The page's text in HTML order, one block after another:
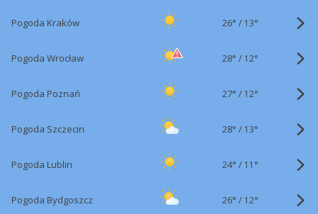
Pogoda Kraków 26° / 13°
Pogoda Wrocław 28° / 12°
Pogoda Poznań 27° / 12°
Pogoda Szczecin 28° / 13°
Pogoda Lublin 24° / 11°
Pogoda Bydgoszcz 26° / 12°